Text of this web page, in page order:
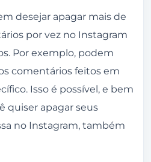
desejar apagar mais de
por vez no Instagram
Por exemplo, podem
comentários feitos em
Isso é possível, e bem
quiser apagar seus
no Instagram, também